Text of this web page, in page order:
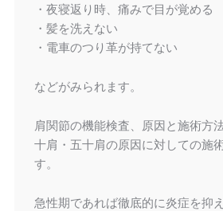
・夜寝返り時、痛みで目が覚める
・髪を洗えない
・電車のつり革が持てない
などがみられます。
肩関節の機能検査、原因と施術方
十肩・五十肩の原因に対しての施
す。
急性期であれば徹底的に炎症を抑